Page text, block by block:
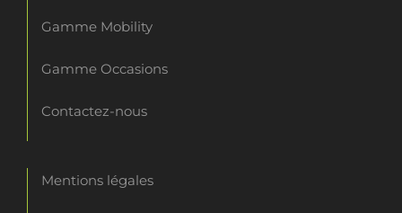
Gamme Mobility
Gamme Occasions
Contactez-nous
Mentions légales